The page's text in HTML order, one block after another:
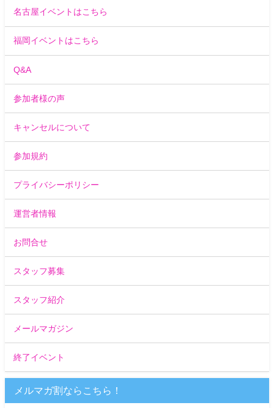
名古屋イベントはこちら
福岡イベントはこちら
Q&A
参加者様の声
キャンセルについて
参加規約
プライバシーポリシー
運営者情報
お問合せ
スタッフ募集
スタッフ紹介
メールマガジン
終了イベント
メルマガ割ならこちら！